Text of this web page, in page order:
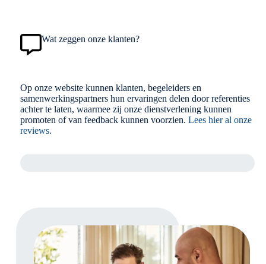
Wat zeggen onze klanten?
Op onze website kunnen klanten, begeleiders en
samenwerkingspartners hun ervaringen delen door referenties
achter te laten, waarmee zij onze dienstverlening kunnen
promoten of van feedback kunnen voorzien.Lees hier al onze
reviews.